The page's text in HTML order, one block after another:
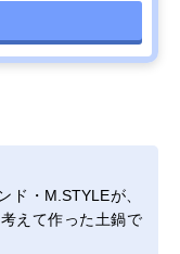
ド・M.STYLEが、
えて作った土鍋で